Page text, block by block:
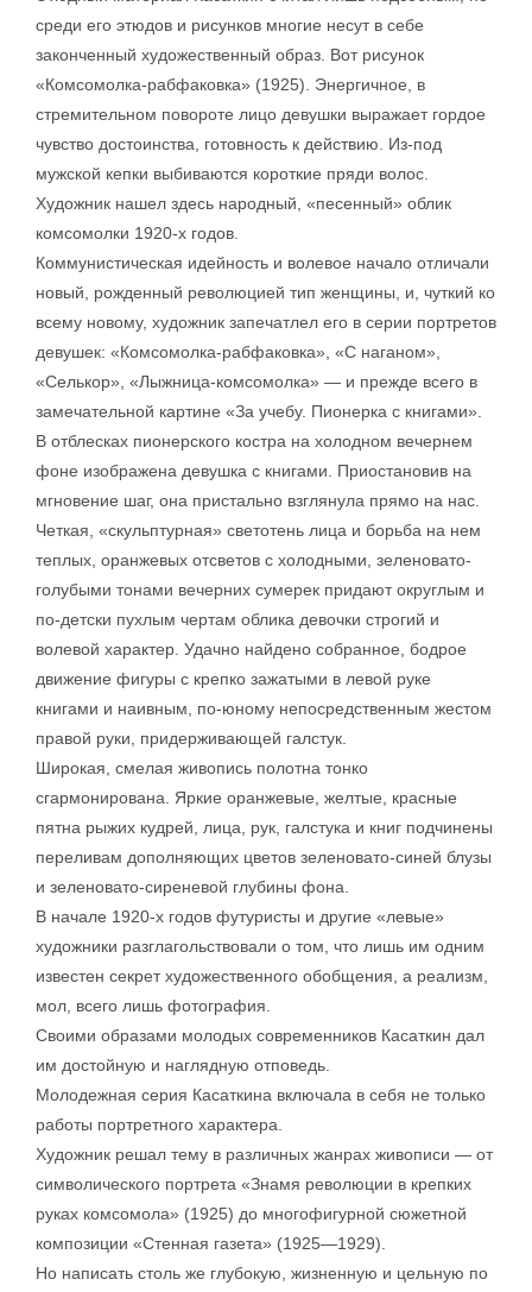
среди его этюдов и рисунков многие несут в себе
законченный художественный образ. Вот рисунок
«Комсомолка-рабфаковка» (1925). Энергичное, в
стремительном повороте лицо девушки выражает гордое
чувство достоинства, готовность к действию. Из-под
мужской кепки выбиваются короткие пряди волос.
Художник нашел здесь народный, «песенный» облик
комсомолки 1920-х годов.
Коммунистическая идейность и волевое начало отличали
новый, рожденный революцией тип женщины, и, чуткий ко
всему новому, художник запечатлел его в серии портретов
девушек: «Комсомолка-рабфаковка», «С наганом»,
«Селькор», «Лыжница-комсомолка» — и прежде всего в
замечательной картине «За учебу. Пионерка с книгами».
В отблесках пионерского костра на холодном вечернем
фоне изображена девушка с книгами. Приостановив на
мгновение шаг, она пристально взглянула прямо на нас.
Четкая, «скульптурная» светотень лица и борьба на нем
теплых, оранжевых отсветов с холодными, зеленовато-
голубыми тонами вечерних сумерек придают округлым и
по-детски пухлым чертам облика девочки строгий и
волевой характер. Удачно найдено собранное, бодрое
движение фигуры с крепко зажатыми в левой руке
книгами и наивным, по-юному непосредственным жестом
правой руки, придерживающей галстук.
Широкая, смелая живопись полотна тонко
сгармонирована. Яркие оранжевые, желтые, красные
пятна рыжих кудрей, лица, рук, галстука и книг подчинены
переливам дополняющих цветов зеленовато-синей блузы
и зеленовато-сиреневой глубины фона.
В начале 1920-х годов футуристы и другие «левые»
художники разглагольствовали о том, что лишь им одним
известен секрет художественного обобщения, а реализм,
мол, всего лишь фотография.
Своими образами молодых современников Касаткин дал
им достойную и наглядную отповедь.
Молодежная серия Касаткина включала в себя не только
работы портретного характера.
Художник решал тему в различных жанрах живописи — от
символического портрета «Знамя революции в крепких
руках комсомола» (1925) до многофигурной сюжетной
композиции «Стенная газета» (1925—1929).
Но написать столь же глубокую, жизненную и цельную по